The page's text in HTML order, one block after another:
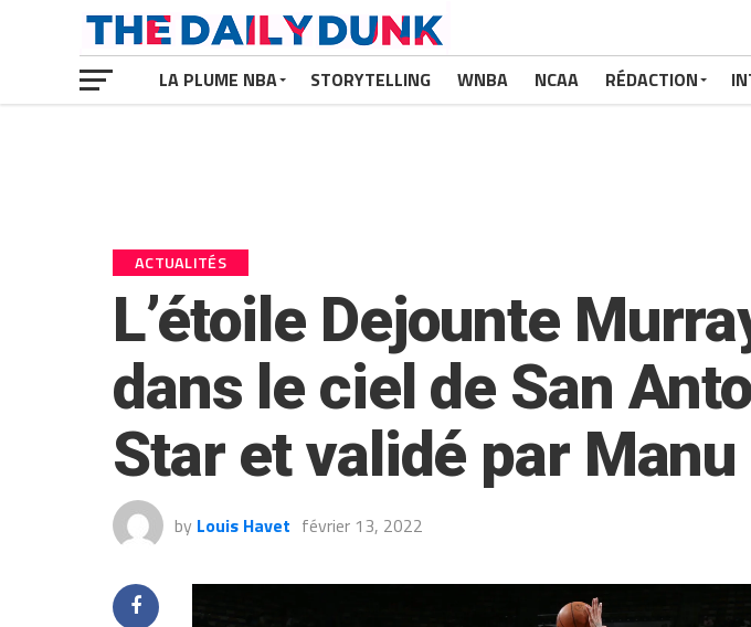
LA PLUME NBA STORYTELLING WNBA NCAA RÉDACTION
ACTUALITÉS
L’étoile Dejounte
dans le ciel de San
Star et validé par
by Louis Havet février 13, 2022